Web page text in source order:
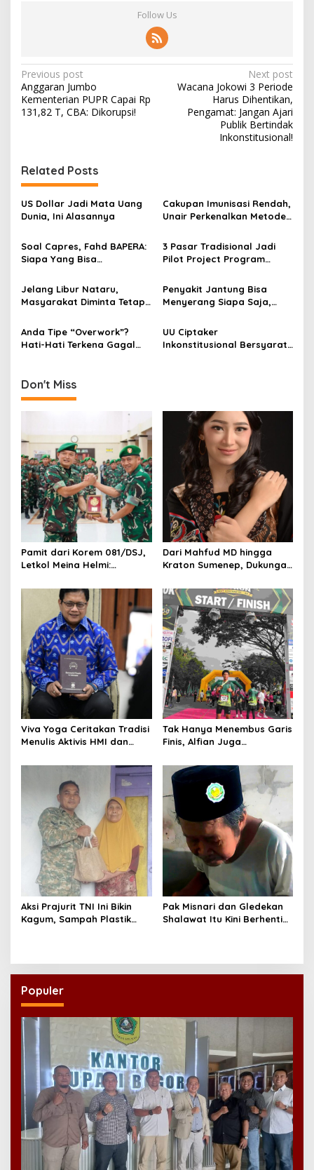
Follow Us
P
o
s
a
v
i
a
i
n
Previous post
Anggaran Jumbo
Kementerian PUPR Capai Rp
131,82 T, CBA: Dikorupsi!
Next post
Wacana Jokowi 3 Periode
Harus Dihentikan,
Pengamat: Jangan Ajari
Publik Bertindak
Inkonstitusional!
Related Posts
US Dollar Jadi Mata Uang
Dunia, Ini Alasannya
Cakupan Imunisasi Rendah,
Unair Perkenalkan Metode
Pesantren di Madura
Soal Capres, Fahd BAPERA:
Siapa Yang Bisa
3 Pasar Tradisional Jadi
Pilot Project Program
Pemkot Surabaya
Jelang Libur Nataru,
Masyarakat Diminta Tetap
Penyakit Jantung Bisa
Menyerang Siapa Saja,
Anda Tipe “Overwork”?
Hati-Hati Terkena Gagal
UU Ciptaker
Inkonstitusional Bersyarat,
Don't Miss
Pamit dari Korem 081/DSJ,
Letkol Meina Helmi:
Kunci Keberhasilan Tugas
Dari Mahfud MD hingga
Kraton Sumenep, Dukungan
Indonesia’s Girl 2026 Asal
Jawa Timur
Viva Yoga Ceritakan Tradisi
Menulis Aktivis HMI dan
Tak Hanya Menembus Garis
Finis, Alfian Juga
Aksi Prajurit TNI Ini Bikin
Kagum, Sampah Plastik
Pak Misnari dan Gledekan
Shalawat Itu Kini Berhenti
Populer